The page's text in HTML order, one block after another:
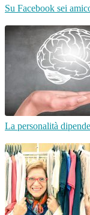
Su Facebook sei
La personalità